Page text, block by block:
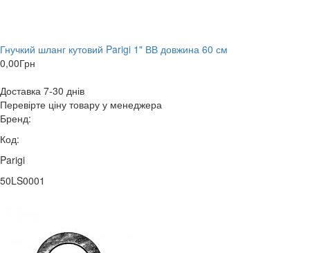
Гнучкий шланг кутовий Parigi 1" ВВ довжина 60 см
0,00Грн
Доставка 7-30 днів
Перевірте ціну товару у менеджера
Бренд:
Код:
Parigi
50LS0001